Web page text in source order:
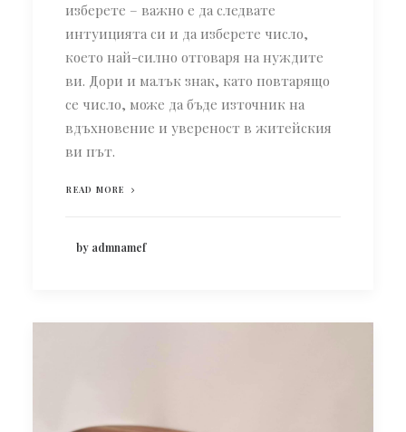
изберете – важно е да следвате
интуицията си и да изберете число,
което най-силно отговаря на нуждите
ви. Дори и малък знак, като повтарящо
се число, може да бъде източник на
вдъхновение и увереност в житейския
ви път.
READ MORE
by admnamef